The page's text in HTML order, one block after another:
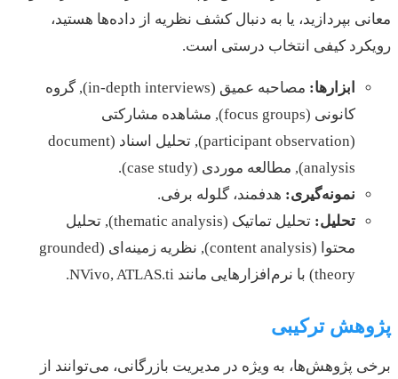
معانی بپردازید، یا به دنبال کشف نظریه از داده‌ها هستید،
رویکرد کیفی انتخاب درستی است.
ابزارها:
مصاحبه عمیق (in-depth interviews), گروه
کانونی (focus groups), مشاهده مشارکتی
(participant observation), تحلیل اسناد (document
analysis), مطالعه موردی (case study).
نمونه‌گیری: هدفمند، گلوله برفی.
تحلیل:
تحلیل تماتیک (thematic analysis), تحلیل
محتوا (content analysis), نظریه زمینه‌ای (grounded
theory) با نرم‌افزارهایی مانند NVivo, ATLAS.ti.
پژوهش ترکیبی
برخی پژوهش‌ها، به ویژه در مدیریت بازرگانی، می‌توانند از